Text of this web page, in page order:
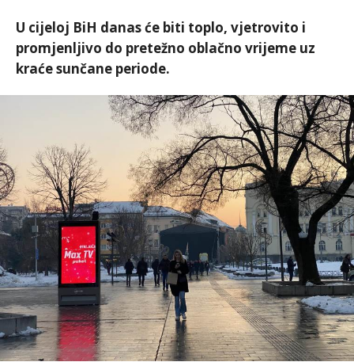
U cijeloj BiH danas će biti toplo, vjetrovito i
promjenljivo do pretežno oblačno vrijeme uz
kraće sunčane periode.